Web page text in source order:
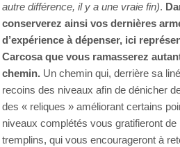
autre différence, il y a une vraie fin).
conserverez ainsi vos dernières
d’expérience à dépenser, ici
Carcosa que vous ramasserez
chemin. Un chemin qui, derrière sa
recoins des niveaux afin de dénicher
des « reliques » améliorant certains
niveaux complétés vous gratifieront de
tremplins, qui vous encourageront à